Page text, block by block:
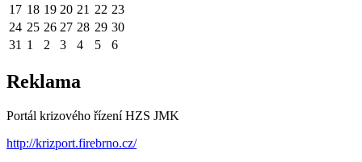
17 18 19 20 21 22 23
24 25 26 27 28 29 30
31 1 2 3 4 5 6
Reklama
Portál krizového řízení HZS JMK
http://krizport.firebrno.cz/